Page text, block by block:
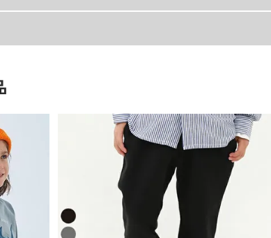
ぐりの深さにこだわりました。
こなれ感も演出。
裏毛素材
良く汗ばむ日でも快適な着心地。
やすく、動きやすいのも魅力です。
64.2
70.7
57 91.3
59 97.9